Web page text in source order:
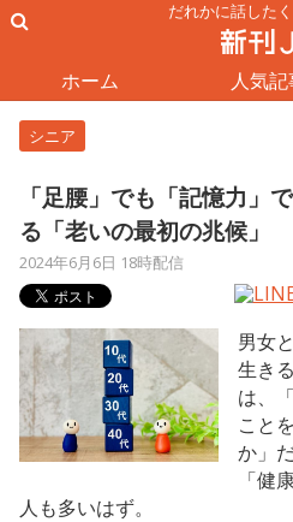
だれかに話した
ホーム 人気
シニア
「足腰」でも「記憶力」
る「老いの最初の兆候」
2024年6月6日 18時配信
男女
生き
は、
こと
か」
「健
人も多いはず。